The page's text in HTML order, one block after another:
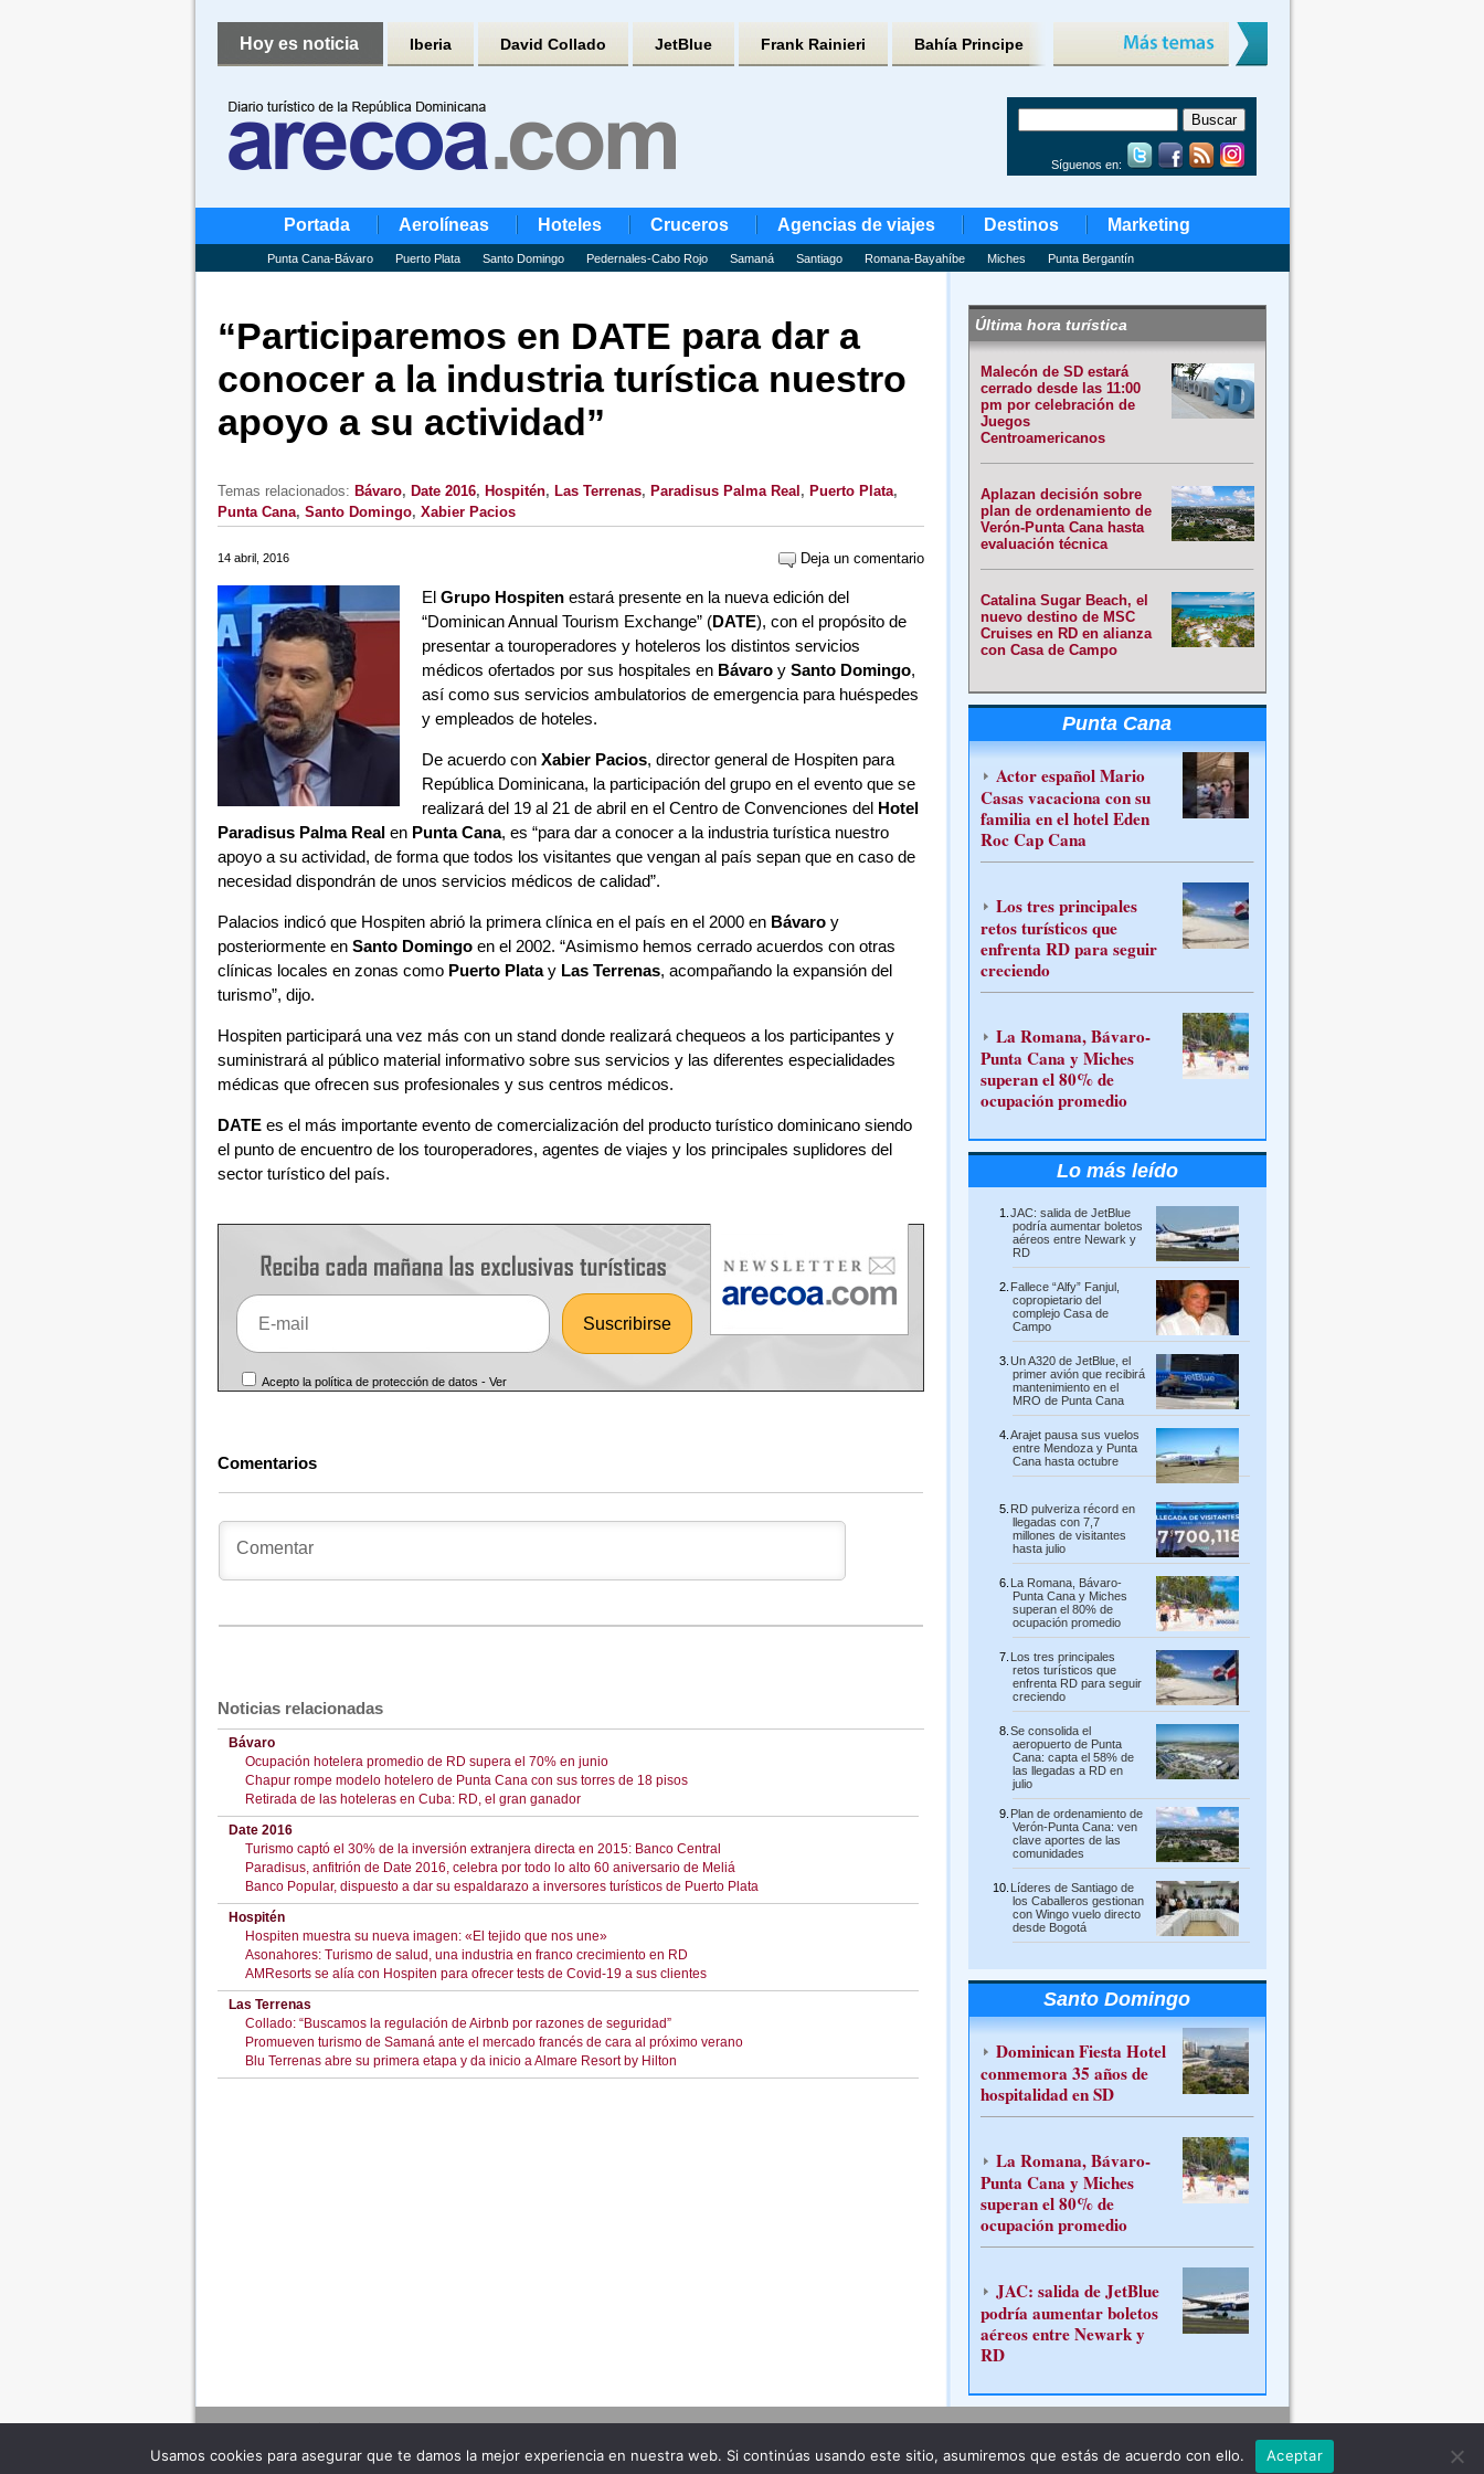
Hoy es noticia Iberia David Collado JetBlue Frank Rainieri Bahía Principe
Síguenos en:
Portada Aerolíneas Hoteles Cruceros Agencias de viajes Destinos Marketing
Punta Cana-Bávaro Puerto Plata Santo Domingo Pedernales-Cabo Rojo Samaná Santiago Romana-Bayahíbe Miches Punta Bergantín
“Participaremos en DATE para dar a
conocer a la industria turística nuestro
apoyo a su actividad”
Temas relacionados: Bávaro, Date 2016, Hospitén, Las Terrenas, Paradisus Palma Real , Puerto Plata,
Punta Cana, Santo Domingo, Xabier Pacios
14 abril, 2016 Deja un comentario
El Grupo Hospitenestará presente en la nueva edición del
“Dominican Annual Tourism Exchange” (DATE), con el propósito de
presentar a touroperadores y hoteleros los distintos servicios
médicos ofertados por sus hospitales en Bávaro ySanto Domingo,
así como sus servicios ambulatorios de emergencia para huéspedes
y empleados de hoteles.
De acuerdo con Xabier Pacios, director general de Hospiten para
República Dominicana, la participación del grupo en el evento que se
realizará del 19 al 21 de abril en el Centro de Convenciones del Hotel
Paradisus Palma Realen Punta Cana, es “para dar a conocer a la industria turística nuestro
apoyo a su actividad, de forma que todos los visitantes que vengan al país sepan que en caso de
necesidad dispondrán de unos servicios médicos de calidad”.
Palacios indicó que Hospiten abrió la primera clínica en el país en el 2000 en Bávaroy
posteriormente en Santo Domingoen el 2002. “Asimismo hemos cerrado acuerdos con otras
clínicas locales en zonas como Puerto Platay Las Terrenas, acompañando la expansión del
turismo”, dijo.
Hospiten participará una vez más con un stand donde realizará chequeos a los participantes y
suministrará al público material informativo sobre sus servicios y las diferentes especialidades
médicas que ofrecen sus profesionales y sus centros médicos.
DATE es el más importante evento de comercialización del producto turístico dominicano siendo
el punto de encuentro de los touroperadores, agentes de viajes y los principales suplidores del
sector turístico del país.
Acepto la política de protección de datos -Ver
Comentarios
Noticias relacionadas
Bávaro
Ocupación hotelera promedio de RD supera el 70% en junio
Chapur rompe modelo hotelero de Punta Cana con sus torres de 18 pisos
Retirada de las hoteleras en Cuba: RD, el gran ganador
Date 2016
Turismo captó el 30% de la inversión extranjera directa en 2015: Banco Central
Paradisus, anfitrión de Date 2016, celebra por todo lo alto 60 aniversario de Meliá
Banco Popular, dispuesto a dar su espaldarazo a inversores turísticos de Puerto Plata
Hospitén
Hospiten muestra su nueva imagen: «El tejido que nos une»
Asonahores: Turismo de salud, una industria en franco crecimiento en RD
AMResorts se alía con Hospiten para ofrecer tests de Covid-19 a sus clientes
Las Terrenas
Collado: “Buscamos la regulación de Airbnb por razones de seguridad”
Promueven turismo de Samaná ante el mercado francés de cara al próximo verano
Blu Terrenas abre su primera etapa y da inicio a Almare Resort by Hilton
Última hora turística
Malecón de SD estará
cerrado desde las 11:00
pm por celebración de
Juegos
Centroamericanos
Aplazan decisión sobre
plan de ordenamiento de
Verón-Punta Cana hasta
evaluación técnica
Catalina Sugar Beach, el
nuevo destino de MSC
Cruises en RD en alianza
con Casa de Campo
Punta Cana
Actor español Mario
Casas vacaciona con su
familia en el hotel Eden
Roc Cap Cana
Los tres principales
retos turísticos que
enfrenta RD para seguir
creciendo
La Romana, Bávaro-
Punta Cana y Miches
superan el 80% de
ocupación promedio
Lo más leído
JAC: salida de JetBlue
podría aumentar boletos
aéreos entre Newark y
RD
Fallece “Alfy” Fanjul,
copropietario del
complejo Casa de
Campo
Un A320 de JetBlue, el
primer avión que recibirá
mantenimiento en el
MRO de Punta Cana
Arajet pausa sus vuelos
entre Mendoza y Punta
Cana hasta octubre
RD pulveriza récord en
llegadas con 7,7
millones de visitantes
hasta julio
La Romana, Bávaro-
Punta Cana y Miches
superan el 80% de
ocupación promedio
Los tres principales
retos turísticos que
enfrenta RD para seguir
creciendo
Se consolida el
aeropuerto de Punta
Cana: capta el 58% de
las llegadas a RD en
julio
Plan de ordenamiento de
Verón-Punta Cana: ven
clave aportes de las
comunidades
Líderes de Santiago de
los Caballeros gestionan
con Wingo vuelo directo
desde Bogotá
Santo Domingo
Dominican Fiesta Hotel
conmemora 35 años de
hospitalidad en SD
La Romana, Bávaro-
Punta Cana y Miches
superan el 80% de
ocupación promedio
JAC: salida de JetBlue
podría aumentar boletos
aéreos entre Newark y
RD
Usamos cookies para asegurar que te damos la mejor experiencia en nuestra web. Si continúas usando este sitio, asumiremos que estás de acuerdo con ello. Aceptar